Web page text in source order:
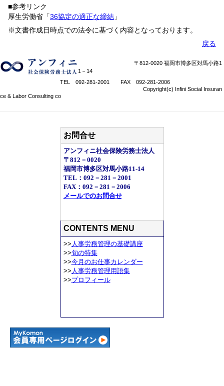
■参考リンク
厚生労働省「36協定の適正な締結 」
※文書作成日時点での法令に基づく内容となっております。
戻る
〒812-0020 福岡市博多区対馬小路1
1－14
TEL 092-281-2001 FAX 092-281-2006
Copyright(c) Infini Social Insuran
ce & Labor Consulting co
お問合せ
アンフィニ社会保険労務士法人
〒812－0020
福岡市博多区対馬小路11-14
TEL：092－281－2001
FAX：092－281－2006
メールでのお問合せ
CONTENTS MENU
>> 人事労務管理の基礎講座
>>旬の特集
>>今月のお仕事カレンダー
>> 人事労務管理用語集
>>プロフィール